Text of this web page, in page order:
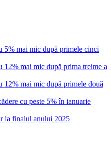
mai mic după primele cinci
mai mic după prima treime a
mai mic după primele două
cu peste 5% în ianuarie
la finalul anului 2025